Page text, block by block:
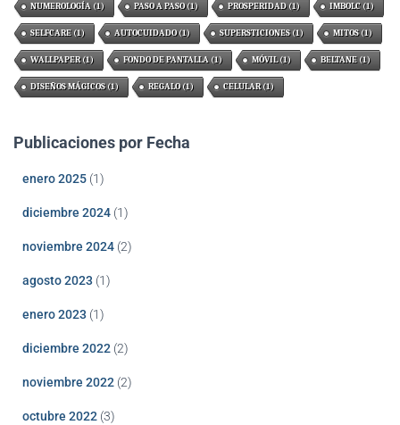
NUMEROLOGÍA (1) PASO A PASO(1) PROSPERIDAD(1) IMBOLC (1)
SELFCARE(1) AUTOCUIDADO(1) SUPERSTICIONES(1) MITOS(1)
WALLPAPER(1) FONDO DE PANTALLA (1) MÓVIL(1) BELTANE(1)
DISEÑOS MÁGICOS(1) REGALO(1) CELULAR(1)
Publicaciones por Fecha
enero 2025 (1)
diciembre 2024 (1)
noviembre 2024 (2)
agosto 2023 (1)
enero 2023 (1)
diciembre 2022 (2)
noviembre 2022 (2)
octubre 2022 (3)